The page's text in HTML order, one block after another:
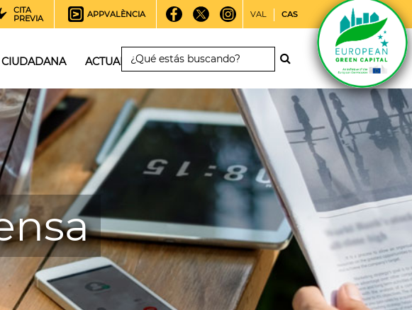
CITA
PREVIA
APPVALÈNCIA VAL CAS
ACTUALIDAD